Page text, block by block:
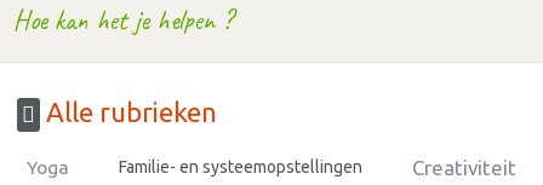
Hoe kan het je helpen ?
Alle rubrieken
Yoga Familie- en systeemopstellingen Creativiteit